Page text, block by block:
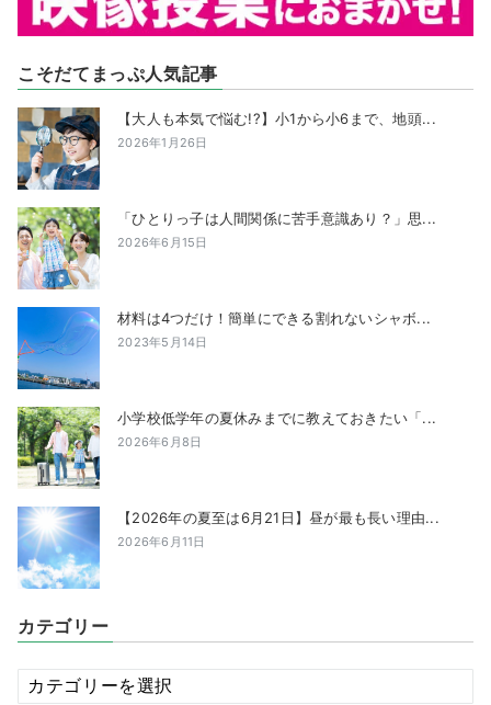
こそだてまっぷ人気記事
【大人も本気で悩む!?】小1から小6まで、地頭...
2026年1月26日
「ひとりっ子は人間関係に苦手意識あり？」思...
2026年6月15日
材料は4つだけ！簡単にできる割れないシャボ...
2023年5月14日
小学校低学年の夏休みまでに教えておきたい「...
2026年6月8日
【2026年の夏至は6月21日】昼が最も長い理由...
2026年6月11日
カテゴリー
カ
テ